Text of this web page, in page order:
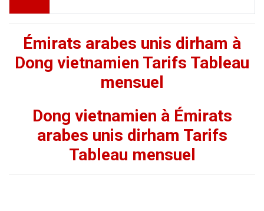
Émirats arabes unis dirham à
Dong vietnamien Tarifs Tableau
mensuel
Dong vietnamien à Émirats
arabes unis dirham Tarifs
Tableau mensuel